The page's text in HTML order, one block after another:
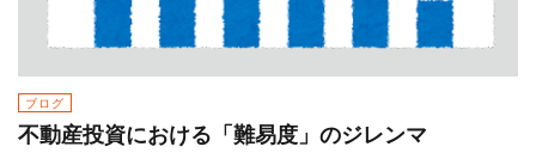
ブログ
不動産投資における「難易度」のジレンマ